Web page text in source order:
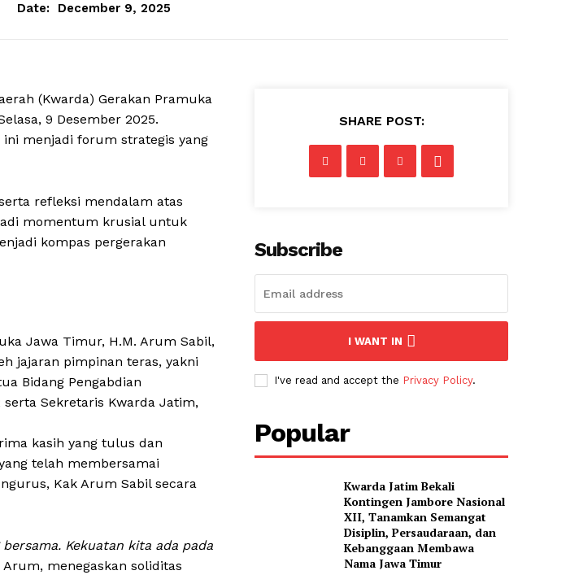
Date: December 9, 2025
(Kwarda) Gerakan Pramuka
9 Desember 2025.
ini menjadi forum strategis yang
refleksi mendalam atas
momentum krusial untuk
kompas pergerakan
Jawa Timur, H.M. Arum Sabil,
jajaran pimpinan teras, yakni
Bidang Pengabdian
serta Sekretaris Kwarda Jatim,
kasih yang tulus dan
telah membersamai
Kak Arum Sabil secara
Kekuatan kita ada pada
menegaskan soliditas
SHARE POST:
Subscribe
I WANT IN
I've read and accept the Privacy Policy.
Popular
Kwarda Jatim Bekali
Kontingen Jambore Nasional
XII, Tanamkan Semangat
Disiplin, Persaudaraan, dan
Kebanggaan Membawa
Nama Jawa Timur